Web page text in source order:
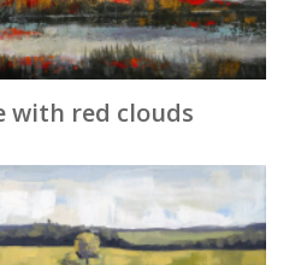
with red clouds